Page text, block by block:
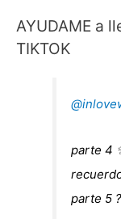
AYUDAME a
TIKTOK
parte 4
parte 5 ?